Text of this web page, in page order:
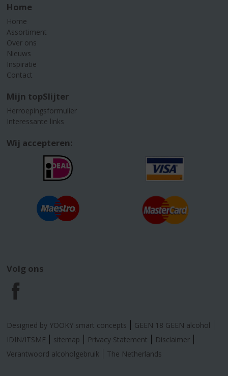
Home
Home
Assortiment
Over ons
Nieuws
Inspiratie
Contact
Mijn topSlijter
Herroepingsformulier
Interessante links
Wij accepteren:
Volg ons
F
a
c
Designed by YOOKY smart concepts
GEEN 18 GEEN alcohol
IDIN/ITSME
sitemap Privacy Statement
Disclaimer
Verantwoord alcoholgebruik
The Netherlands